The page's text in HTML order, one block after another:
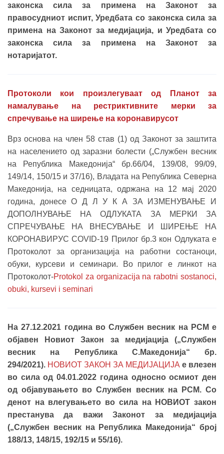
законска сила за примена на Законот за
правосудниот испит, Уредбата со законска сила за
примена на Законот за медијација, и Уредбата со
законска сила за примена на Законот за
нотаријатот.
Протоколи кои произлегуваат од Планот за
намалување на рестриктивните мерки за
спречување на ширење на коронавирусот
Врз основа на член 58 став (1) од Законот за заштита
на населението од заразни болести („Службен весник
на Република Македонија“ бр.66/04, 139/08, 99/09,
149/14, 150/15 и 37/16), Владата на Република Северна
Македонија, на седницата, одржана на 12 мај 2020
година, донесе О Д Л У К А ЗА ИЗМЕНУВАЊЕ И
ДОПОЛНУВАЊЕ НА ОДЛУКАТА ЗА МЕРКИ ЗА
СПРЕЧУВАЊЕ НА ВНЕСУВАЊЕ И ШИРЕЊЕ НА
КОРОНАВИРУС COVID-19 Прилог бр.3 кон Одлуката е
Протоколот за организација на работни состаноци,
обуки, курсеви и семинари. Во прилог е линкот на
Протоколот-Protokol za organizacija na rabotni sostanoci,
obuki, kursevi i seminari
На 27.12.2021 година во Службен весник на РСМ е
објавен Новиот Закон за медијација („Службен
весник на Република С.Мaкедонија“ бр.
294/2021). НОВИОТ ЗАКОН ЗА МЕДИЈАЦИЈА е влезен
во сила од 04.01.2022 година односно осмиот ден
од објавувањето во Службен весник на РСМ. Со
денот на влегувањето во сила на НОВИОТ закон
престанува да важи Законот за медијација
(„Службен весник на Република Македонија“ број
188/13, 148/15, 192/15 и 55/16).